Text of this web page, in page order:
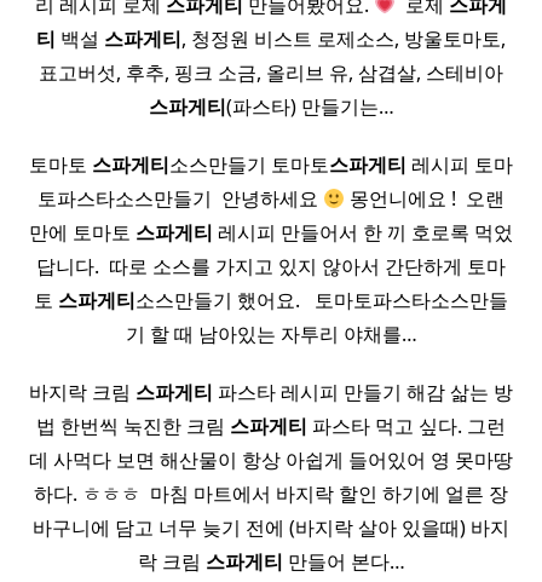
티 백설 스파게티, 청정원 비스트 로제소스, 방울토마토,
표고버섯, 후추, 핑크 소금, 올리브 유, 삼겹살, 스테비아
스파게티(파스타) 만들기는…
토마토 스파게티소스만들기 토마토스파게티 레시피 토마
토파스타소스만들기 ​ 안녕하세요
몽언니에요 ! ​ 오랜
만에 토마토 스파게티 레시피 만들어서 한 끼 호로록 먹었
답니다. ​ 따로 소스를 가지고 있지 않아서 간단하게 토마
토 스파게티소스만들기 했어요. ​ ​ 토마토파스타소스만들
기 할 때 남아있는 자투리 야채를…
바지락 크림 스파게티 파스타 레시피 만들기 해감 삶는 방
법 한번씩 눅진한 크림 스파게티 파스타 먹고 싶다. 그런
데 사먹다 보면 해산물이 항상 아쉽게 들어있어 영 못마땅
하다. ㅎㅎㅎ ​ 마침 마트에서 바지락 할인 하기에 얼른 장
바구니에 담고 너무 늦기 전에 (바지락 살아 있을때) 바지
락 크림 스파게티 만들어 본다…